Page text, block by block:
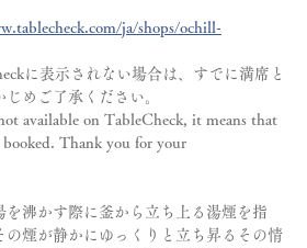
ja/shops/ochill-
に表示されない場合は、すでに満席と
めご了承ください。
available on TableCheck, it means that
Thank you for your
を沸かす際に釜から立ち上る湯煙を指
の煙が静かにゆっくりと立ち昇るその情